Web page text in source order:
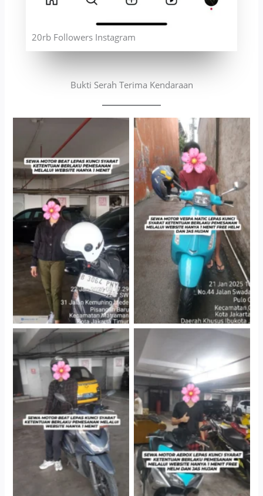
20rb Followers Instagram
Bukti Serah Terima Kendaraan
Cityplaza Jatinegara
Gedung Parkir P6A
Antar Jemput Kendaraan
Cityplaza Jatinegara
Gedung Parkir P6A
Cityplaza Jatinegara
Gedung Parkir P6A